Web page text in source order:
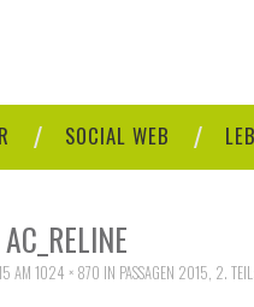
SOCIAL WEB
AC_RELINE
AM 1024 × 870 IN PASSAGEN 2015, 2.